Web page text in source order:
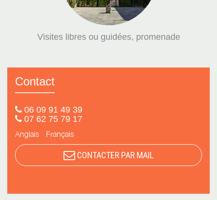
Visites libres ou guidées, promenade
Contact
06 09 91 49 39
07 62 75 79 17
Anglais Français
CONTACTER PAR MAIL